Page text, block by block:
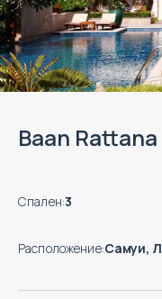
Baan
Спален:3
Расположение:Самуи,